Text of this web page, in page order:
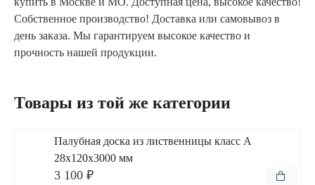
Собственное производство! Доставка или самовывоз в
день заказа. Мы гарантируем высокое качество и
прочность нашей продукции.
Товары из той же категории
Палубная доска из лиственницы класс А
28x120x3000 мм
3 100 ₽